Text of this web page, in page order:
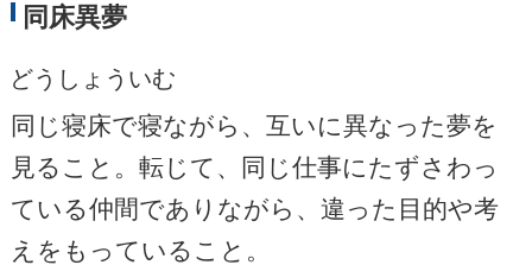
同床異夢
どうしょういむ
同じ寝床で寝ながら、互いに異なった夢を
見ること。転じて、同じ仕事にたずさわっ
ている仲間でありながら、違った目的や考
えをもっていること。